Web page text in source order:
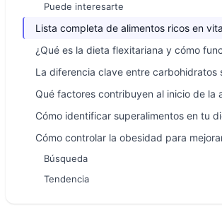
Puede interesarte
Lista completa de alimentos ricos en
¿Qué es la dieta flexitariana y cómo
La diferencia clave entre carbohidratos
Qué factores contribuyen al inicio de la
Cómo identificar superalimentos en tu
Cómo controlar la obesidad para
Búsqueda
Tendencia